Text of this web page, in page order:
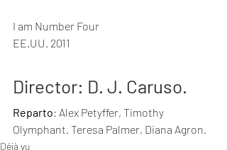
I am Number Four
EE.UU. 2011
Director: D. J. Caruso.
Reparto: Alex Petyffer, Timothy
Olymphant, Teresa Palmer, Diana Agron.
Déjà vu